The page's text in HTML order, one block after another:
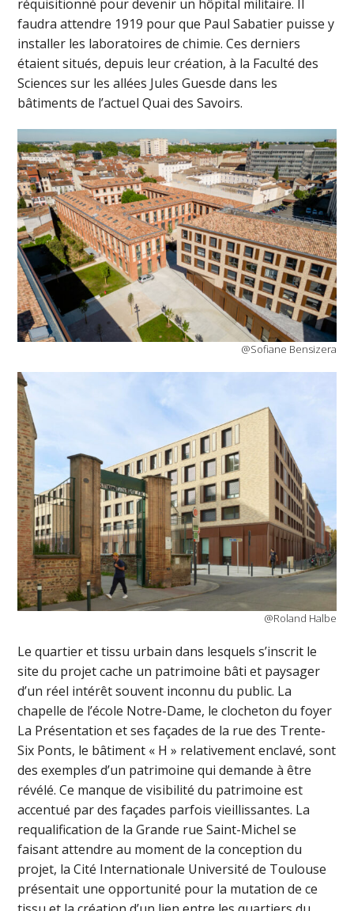
réquisitionné pour devenir un hôpital militaire. Il
faudra attendre 1919 pour que Paul Sabatier puisse y
installer les laboratoires de chimie. Ces derniers
étaient situés, depuis leur création, à la Faculté des
Sciences sur les allées Jules Guesde dans les
bâtiments de l’actuel Quai des Savoirs.
@Sofiane Bensizera
@Roland Halbe
Le quartier et tissu urbain dans lesquels s’inscrit le
site du projet cache un patrimoine bâti et paysager
d’un réel intérêt souvent inconnu du public. La
chapelle de l’école Notre-Dame, le clocheton du foyer
La Présentation et ses façades de la rue des Trente-
Six Ponts, le bâtiment « H » relativement enclavé, sont
des exemples d’un patrimoine qui demande à être
révélé. Ce manque de visibilité du patrimoine est
accentué par des façades parfois vieillissantes. La
requalification de la Grande rue Saint-Michel se
faisant attendre au moment de la conception du
projet, la Cité Internationale Université de Toulouse
présentait une opportunité pour la mutation de ce